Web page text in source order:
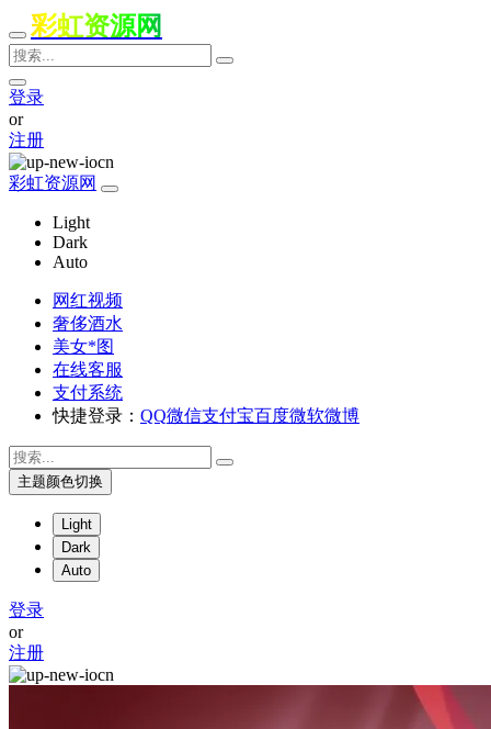
彩虹资源网
登录
or
注册
彩虹资源网
Light
Dark
Auto
网红视频
奢侈酒水
美女*图
在线客服
支付系统
快捷登录： QQ微信支付宝百度微软微博
主题颜色切换
Light
Dark
Auto
登录
or
注册